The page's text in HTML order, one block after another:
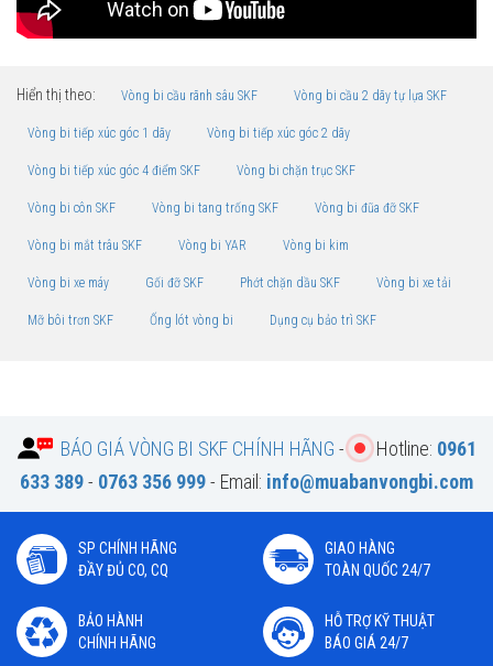
Hiển thị theo: Vòng bi cầu rãnh sâu SKF Vòng bi cầu 2 dãy tự lựa SKF
Vòng bi tiếp xúc góc 1 dãy Vòng bi tiếp xúc góc 2 dãy
Vòng bi tiếp xúc góc 4 điểm SKF Vòng bi chặn trục SKF
Vòng bi côn SKF Vòng bi tang trống SKF Vòng bi đũa đỡ SKF
Vòng bi mắt trâu SKF Vòng bi YAR Vòng bi kim
Vòng bi xe máy Gối đỡ SKF Phớt chặn dầu SKF Vòng bi xe tải
Mỡ bôi trơn SKF Ống lót vòng bi Dụng cụ bảo trì SKF
BÁO GIÁ VÒNG BI SKF CHÍNH HÃNG - Hotline: 0961
633 389- 0763 356 999- Email: info@muabanvongbi.com
SP CHÍNH HÃNG
ĐẦY ĐỦ CO, CQ
GIAO HÀNG
TOÀN QUỐC 24/7
BẢO HÀNH
CHÍNH HÃNG
HỖ TRỢ KỸ THUẬT
BÁO GIÁ 24/7